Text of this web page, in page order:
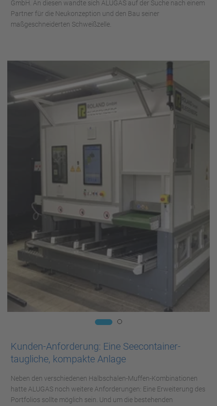
GmbH. An diesen wandte sich ALUGAS auf der Suche nach einem
Partner für die Neukonzeption und den Bau seiner
maßgeschneiderten Schweißzelle.
Kunden-Anforderung: Eine Seecontainer-
taugliche, kompakte Anlage
Neben den verschiedenen Halbschalen-Muffen-Kombinationen
hatte ALUGAS noch weitere Anforderungen: Eine Erweiterung des
Portfolios sollte möglich sein. Und um die bestehenden